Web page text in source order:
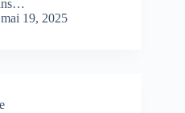
mai 19, 2025